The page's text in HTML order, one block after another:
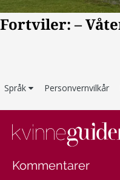
Språk Personvernvilkår
Kommentarer